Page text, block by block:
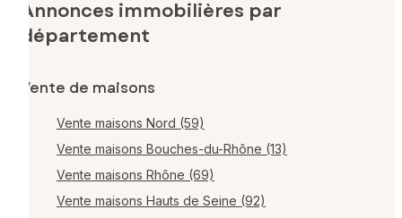
Annonces immobilières par
département
Vente de maisons
Vente maisons Nord (59)
Vente maisons Bouches-du-Rhône (13)
Vente maisons Rhône (69)
Vente maisons Hauts de Seine (92)